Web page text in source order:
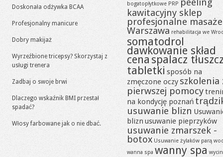
Doskonała odżywka BCAA
Profesjonalny manicure
Dobry makijaż
Wyrzeźbione tricepsy? Skorzystaj z
usługi trenera
Zadbaj o swoje brwi
Dlaczego wskaźnik BMI przestał
spadać?
Włosy farbowane jak o nie dbać.
bogatopłytkowe PRP
kawitacyjny sklep
profesjonalne masaże
Warszawa rehabilitacja we
somatodrol
dawkowanie skład
cena spalacz
tabletki sposób na
zmęczone oczy szkolenia
pierwszej pomocy
na kondycję poznań
usuwanie blizn
blizn usuwanie pieprzyków
usuwanie zmarszek -
botox Usuwanie żylaków parą
wanna spa wanny spa